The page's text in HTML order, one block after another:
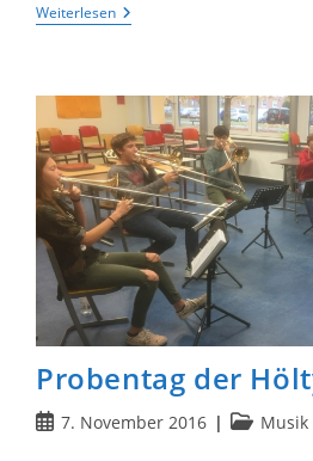
WeiterlesenHölty-
Herbstflohmarkt
Probentag der
Beitrag
7. November 2016
Beitrags-
Musik